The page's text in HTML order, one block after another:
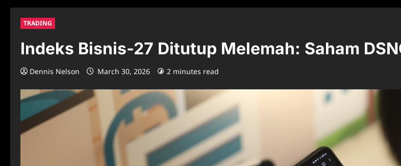
TRADING
Indeks Bisnis-27 Ditutup Melemah: Saham
Dennis Nelson March 30, 2026 2 minutes read